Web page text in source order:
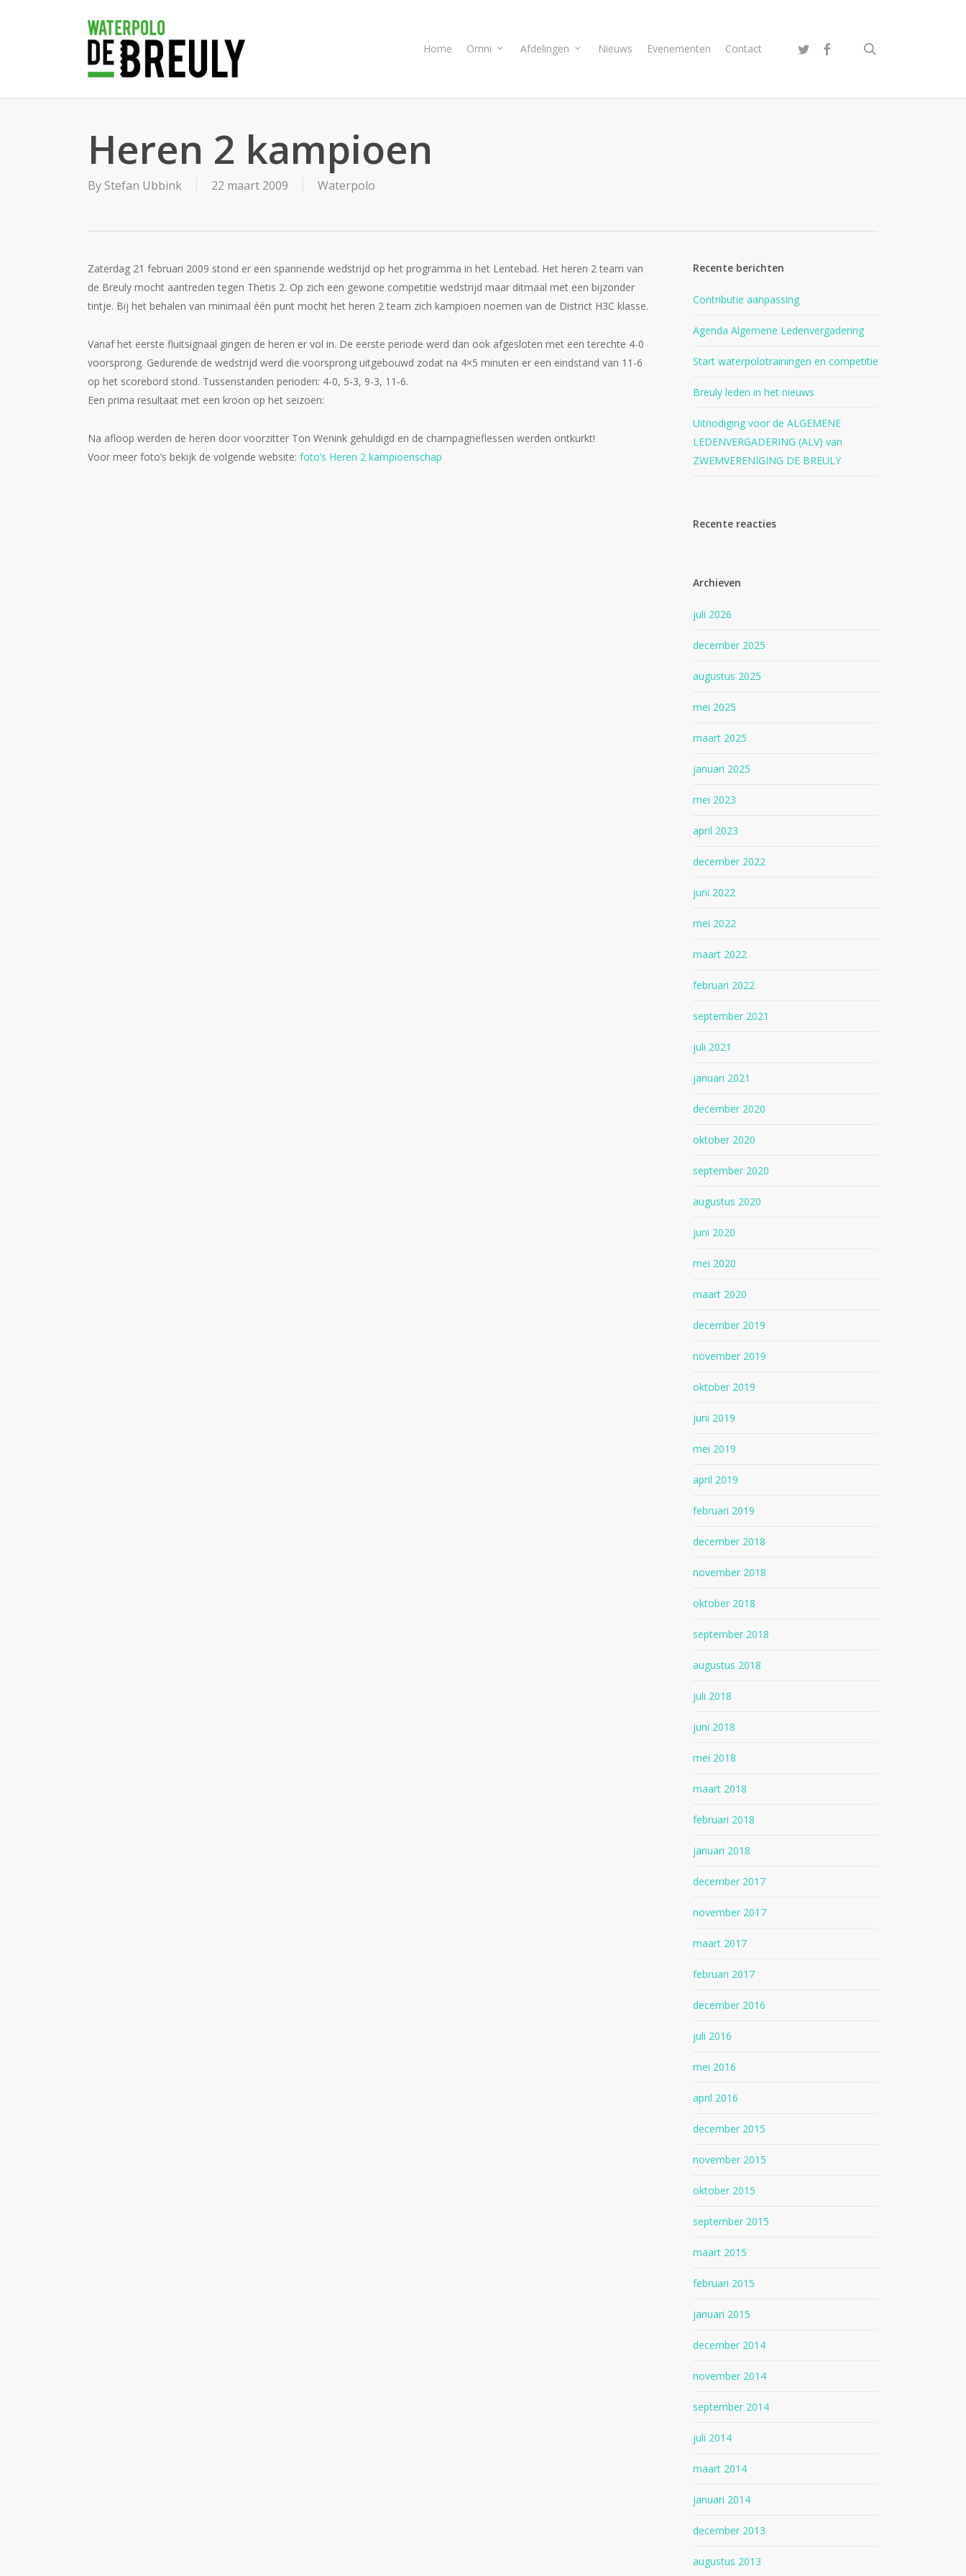
Home Omni Afdelingen Nieuws Evenementen Contact twitter facebook
Heren 2 kampioen
By Stefan Ubbink 22 maart 2009 Waterpolo
Zaterdag 21 februari 2009 stond er een spannende wedstrijd op het programma in het Lentebad. Het heren 2 team van
de Breuly mocht aantreden tegen Thetis 2. Op zich een gewone competitie wedstrijd maar ditmaal met een bijzonder
tintje. Bij het behalen van minimaal één punt mocht het heren 2 team zich kampioen noemen van de District H3C klasse.
Vanaf het eerste fluitsignaal gingen de heren er vol in. De eerste periode werd dan ook afgesloten met een terechte 4-0
voorsprong. Gedurende de wedstrijd werd die voorsprong uitgebouwd zodat na 4×5 minuten er een eindstand van 11-6
op het scorebord stond. Tussenstanden perioden: 4-0, 5-3, 9-3, 11-6.
Een prima resultaat met een kroon op het seizoen:
Na afloop werden de heren door voorzitter Ton Wenink gehuldigd en de champagneflessen werden ontkurkt!
Voor meer foto’s bekijk de volgende website: foto’s Heren 2 kampioenschap
Recente berichten
Contributie aanpassing
Agenda Algemene Ledenvergadering
Start waterpolotrainingen en competitie
Breuly leden in het nieuws
Uitnodiging voor de ALGEMENE
LEDENVERGADERING (ALV) van
ZWEMVERENIGING DE BREULY
Recente reacties
Archieven
juli 2026
december 2025
augustus 2025
mei 2025
maart 2025
januari 2025
mei 2023
april 2023
december 2022
juni 2022
mei 2022
maart 2022
februari 2022
september 2021
juli 2021
januari 2021
december 2020
oktober 2020
september 2020
augustus 2020
juni 2020
mei 2020
maart 2020
december 2019
november 2019
oktober 2019
juni 2019
mei 2019
april 2019
februari 2019
december 2018
november 2018
oktober 2018
september 2018
augustus 2018
juli 2018
juni 2018
mei 2018
maart 2018
februari 2018
januari 2018
december 2017
november 2017
maart 2017
februari 2017
december 2016
juli 2016
mei 2016
april 2016
december 2015
november 2015
oktober 2015
september 2015
maart 2015
februari 2015
januari 2015
december 2014
november 2014
september 2014
juli 2014
maart 2014
januari 2014
december 2013
augustus 2013